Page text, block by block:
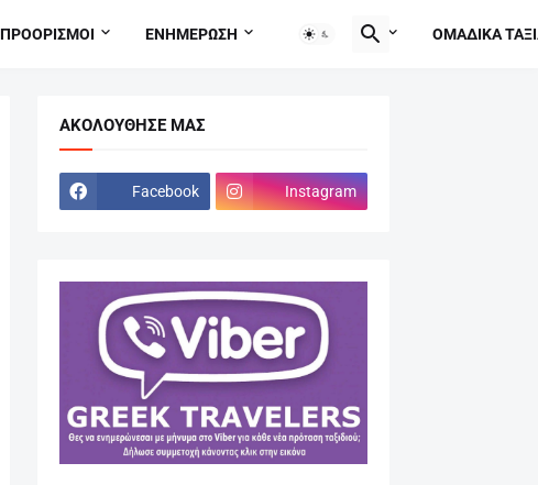
ΠΡΟΟΡΙΣΜΟΙ ΕΝΗΜΕΡΩΣΗ TRAVEL TIPS ΟΜΑΔΙΚΑ
ΑΚΟΛΟΎΘΗΣΕ ΜΑΣ
Facebook Instagram